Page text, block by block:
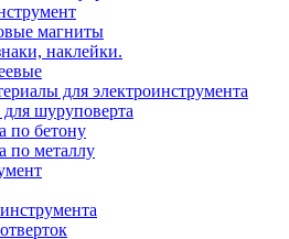
магниты
наклейки.
для электроинструмента
шуруповерта
по бетону
по металлу